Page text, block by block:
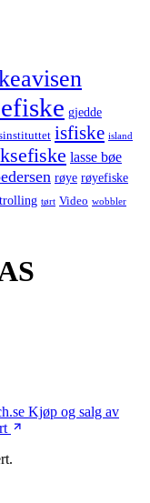
gjedde
isfiske island
lasse bøe
røye røyefiske
trolling tørt Video wobbler
Kjøp og salg av